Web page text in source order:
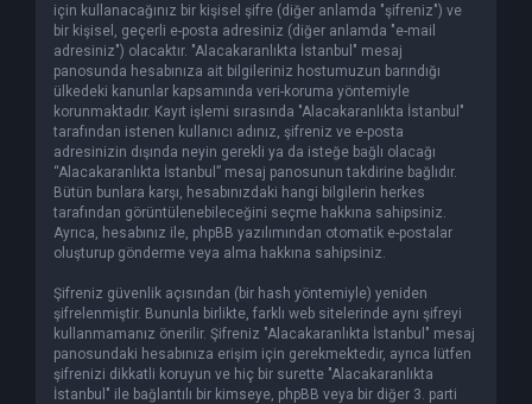
için kullanacağınız bir kişisel şifre (diğer anlamda "şifreniz") ve
bir kişisel, geçerli e-posta adresiniz (diğer anlamda "e-mail
adresiniz") olacaktır. "Alacakaranlıkta İstanbul" mesaj
panosunda hesabınıza ait bilgileriniz hostumuzun barındığı
ülkedeki kanunlar kapsamında veri-koruma yöntemiyle
korunmaktadır. Kayıt işlemi sırasında "Alacakaranlıkta İstanbul"
tarafından istenen kullanıcı adınız, şifreniz ve e-posta
adresinizin dışında neyin gerekli ya da isteğe bağlı olacağı
“Alacakaranlıkta İstanbul” mesaj panosunun takdirine bağlıdır.
Bütün bunlara karşı, hesabınızdaki hangi bilgilerin herkes
tarafından görüntülenebileceğini seçme hakkına sahipsiniz.
Ayrıca, hesabınız ile, phpBB yazılımından otomatik e-postalar
oluşturup gönderme veya alma hakkına sahipsiniz.
Şifreniz güvenlik açısından (bir hash yöntemiyle) yeniden
şifrelenmiştir. Bununla birlikte, farklı web sitelerinde aynı şifreyi
kullanmamanız önerilir. Şifreniz "Alacakaranlıkta İstanbul" mesaj
panosundaki hesabınıza erişim için gerekmektedir, ayrıca lütfen
şifrenizi dikkatli koruyun ve hiç bir surette "Alacakaranlıkta
İstanbul" ile bağlantılı bir kimseye, phpBB veya bir diğer 3. parti